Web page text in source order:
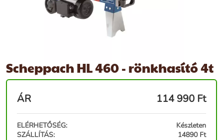
Scheppach HL 460 - rönkhasító 4t
ÁR 114 990 Ft
ELÉRHETŐSÉG:
Készleten
SZÁLLÍTÁS:
14890 Ft